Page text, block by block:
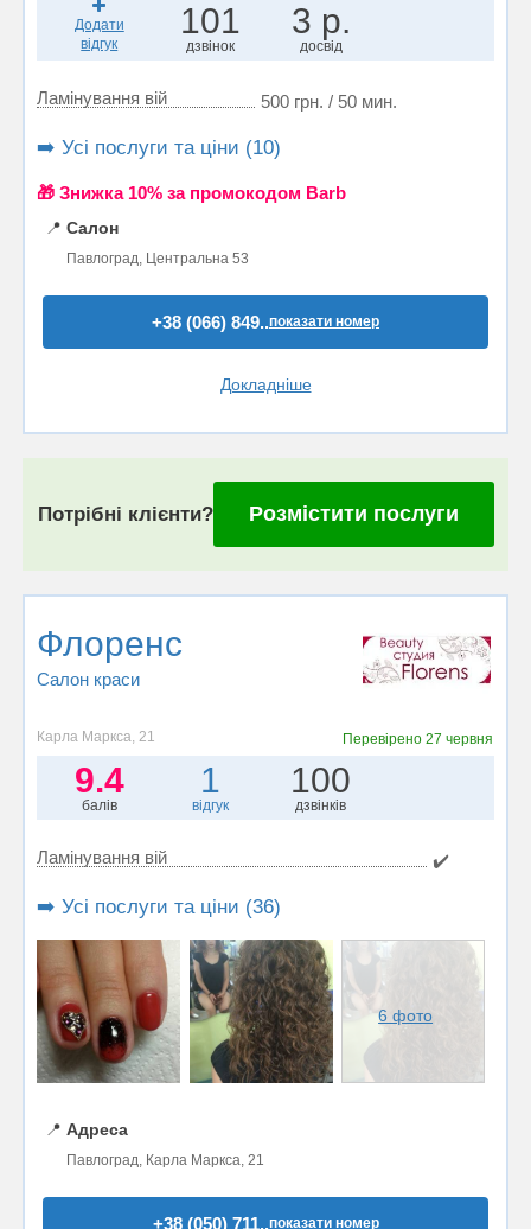
Додати
відгук
101
дзвінок
3 р.
досвід
Ламінування вій 500 грн. / 50 мин.
➡️ Усі послуги та ціни (10)
🎁 Знижка 10% за промокодом Barb
📍 Салон
Павлоград, Центральна 53
+38 (066) 849..показати номер
Докладніше
Потрібні клієнти? Розмістити послуги
Флоренс
Салон краси
Карла Маркса, 21 Перевірено27 червня
9.4
балів
1
відгук
100
дзвінків
Ламінування вій ✔️
➡️ Усі послуги та ціни (36)
6 фото
📍 Адреса
Павлоград, Карла Маркса, 21
+38 (050) 711..показати номер